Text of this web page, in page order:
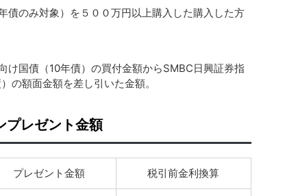
債のみ対象）を５００万円以上購入した購入した方
け国債（10年債）の買付金額からSMBC日興証券指
の額面金額を差し引いた金額。
レゼント金額
プレゼント金額 税引前金利換算